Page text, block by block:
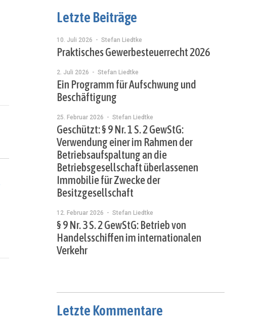
Letzte Beiträge
10. Juli 2026 - Stefan Liedtke
Praktisches Gewerbesteuerrecht 2026
2. Juli 2026 - Stefan Liedtke
Ein Programm für Aufschwung und
Beschäftigung
25. Februar 2026 - Stefan Liedtke
Geschützt: § 9 Nr. 1 S. 2 GewStG:
Verwendung einer im Rahmen der
Betriebsaufspaltung an die
Betriebsgesellschaft überlassenen
Immobilie für Zwecke der
Besitzgesellschaft
12. Februar 2026 - Stefan Liedtke
§ 9 Nr. 3 S. 2 GewStG: Betrieb von
Handelsschiffen im internationalen
Verkehr
Letzte Kommentare